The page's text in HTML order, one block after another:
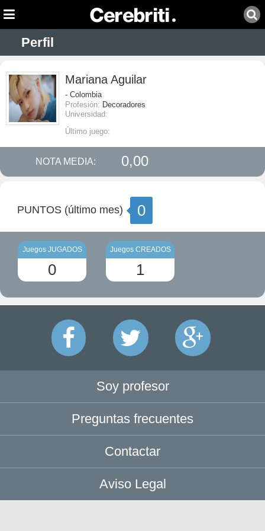
Perfil
Mariana Aguilar
- Colombia
Profesión: Decoradores
Universidad:
Último juego:
NOTA MEDIA: 0,00
PUNTOS (último mes) 0
Juegos JUGADOS
0
Juegos CREADOS
1
Soy profesor
Preguntas frecuentes
Contactar
Aviso Legal